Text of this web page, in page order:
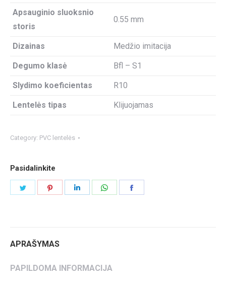
Apsauginio sluoksnio
storis
0.55 mm
Dizainas Medžio imitacija
Degumo klasė Bfl – S1
Slydimo koeficientas R10
Lentelės tipas Klijuojamas
Category: PVC lentelės
Pasidalinkite
APRAŠYMAS
PAPILDOMA INFORMACIJA